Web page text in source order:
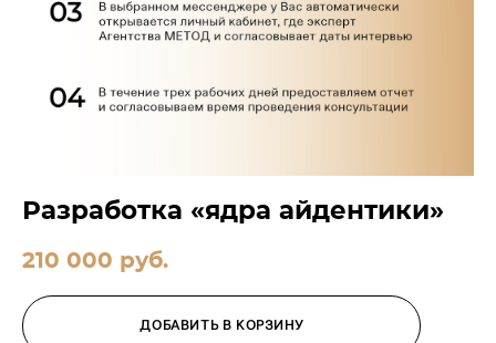
Разработка «ядра айдентики»
210 000 pуб.
ДОБАВИТЬ В КОРЗИНУ